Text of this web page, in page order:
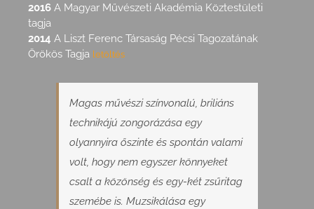
2016 A Magyar Művészeti Akadémia Köztestületi
tagja
2014 A Liszt Ferenc Társaság Pécsi Tagozatának
Örökös Tagja letöltés
Magas művészi színvonalú, briliáns
technikájú zongorázása egy
olyannyira őszinte és spontán valami
volt, hogy nem egyszer könnyeket
csalt a közönség és egy-két zsűritag
szemébe is. Muzsikálása egy